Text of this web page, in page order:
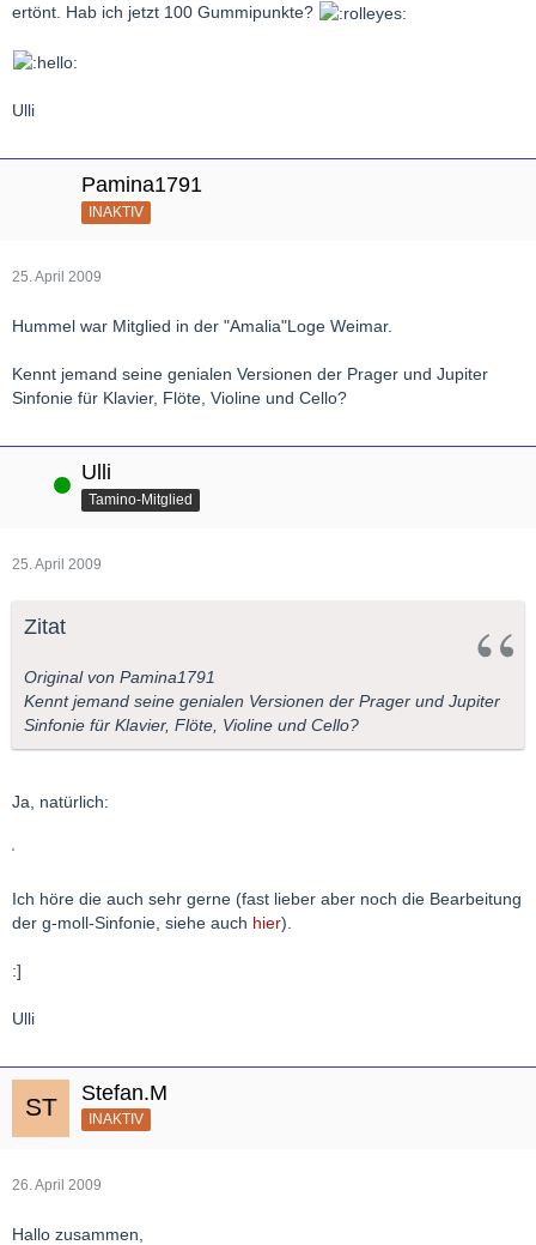
ertönt. Hab ich jetzt 100 Gummipunkte?
Ulli
Pamina1791
INAKTIV
25. April 2009
Hummel war Mitglied in der "Amalia"Loge Weimar.
Kennt jemand seine genialen Versionen der Prager und Jupiter
Sinfonie für Klavier, Flöte, Violine und Cello?
Online Ulli
Tamino-Mitglied
25. April 2009
Zitat
Original von Pamina1791
Kennt jemand seine genialen Versionen der Prager und Jupiter
Sinfonie für Klavier, Flöte, Violine und Cello?
Ja, natürlich:
Ich höre die auch sehr gerne (fast lieber aber noch die Bearbeitung
der g-moll-Sinfonie, siehe auch hier).
:]
Ulli
Stefan.M
INAKTIV
26. April 2009
Hallo zusammen,